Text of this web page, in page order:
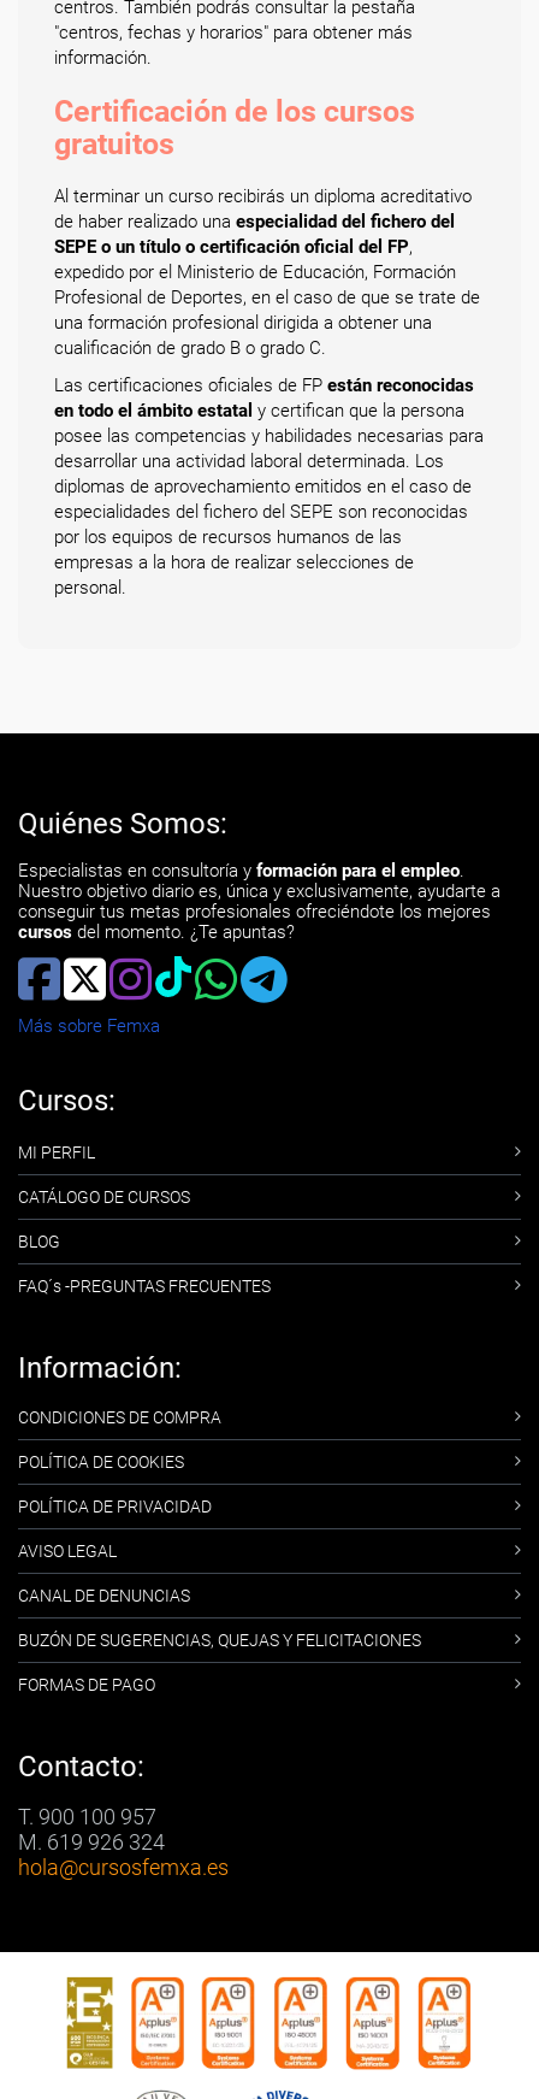
centros. También podrás consultar la pestaña
"centros, fechas y horarios" para obtener más
información.
Certificación de los cursos
gratuitos
Al terminar un curso recibirás un diploma acreditativo
de haber realizado una especialidad del fichero del
SEPE o un título o certificación oficial del FP,
expedido por el Ministerio de Educación, Formación
Profesional de Deportes, en el caso de que se trate de
una formación profesional dirigida a obtener una
cualificación de grado B o grado C.
Las certificaciones oficiales de FP están reconocidas
en todo el ámbito estatal y certifican que la persona
posee las competencias y habilidades necesarias para
desarrollar una actividad laboral determinada. Los
diplomas de aprovechamiento emitidos en el caso de
especialidades del fichero del SEPE son reconocidas
por los equipos de recursos humanos de las
empresas a la hora de realizar selecciones de
personal.
Quiénes Somos:
Especialistas en consultoría y formación para el empleo.
Nuestro objetivo diario es, única y exclusivamente, ayudarte a
conseguir tus metas profesionales ofreciéndote los mejores
cursos del momento. ¿Te apuntas?
Más sobre Femxa
Cursos:
MI PERFIL
CATÁLOGO DE CURSOS
BLOG
FAQ´s -PREGUNTAS FRECUENTES
Información:
CONDICIONES DE COMPRA
POLÍTICA DE COOKIES
POLÍTICA DE PRIVACIDAD
AVISO LEGAL
CANAL DE DENUNCIAS
BUZÓN DE SUGERENCIAS, QUEJAS Y FELICITACIONES
FORMAS DE PAGO
Contacto:
T. 900 100 957
M. 619 926 324
hola@cursosfemxa.es